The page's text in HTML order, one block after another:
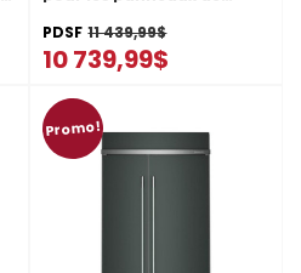
recouvrement - 48 po et
30 pi cu KBSN748TPA
PDSF 11 439,99$
10 739,99$
Promo!